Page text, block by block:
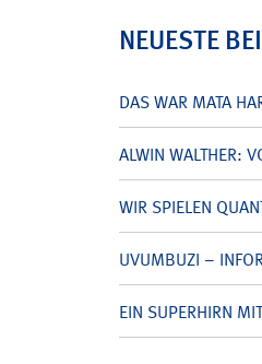
NEUESTE
DAS WAR MATA
ALWIN WALTHER:
WIR SPIELEN
UVUMBUZI –
EIN SUPERHIRN